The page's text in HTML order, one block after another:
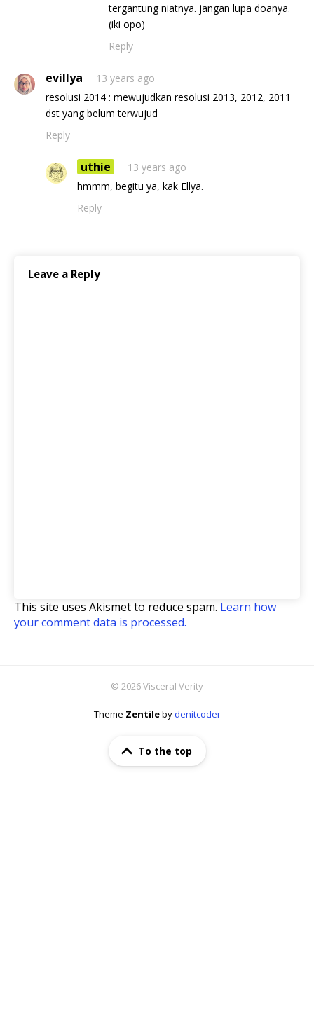
tergantung niatnya. jangan lupa doanya.
(iki opo)
Reply
evillya
13 years ago
resolusi 2014 : mewujudkan resolusi 2013, 2012, 2011
dst yang belum terwujud
Reply
uthie
13 years ago
hmmm, begitu ya, kak Ellya.
Reply
Leave a Reply
This site uses Akismet to reduce spam. Learn how
your comment data is processed.
© 2026 Visceral Verity
To the top
Theme Zentilebydenitcoder